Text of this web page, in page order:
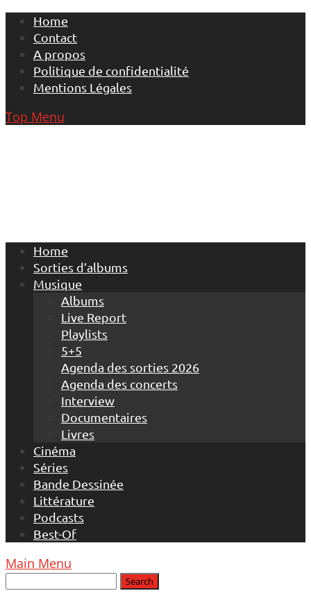
Skip
content
Home
Contact
A propos
Politique de confidentialité
Mentions Légales
Top Menu
Home
Sorties d’albums
Musique
Albums
Live Report
Playlists
5+5
Agenda des sorties 2026
Agenda des concerts
Interview
Documentaires
Livres
Cinéma
Séries
Bande Dessinée
Littérature
Podcasts
Best-Of
Main Menu